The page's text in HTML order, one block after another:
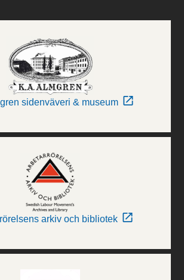
sidenväveri & museum
arkiv och bibliotek